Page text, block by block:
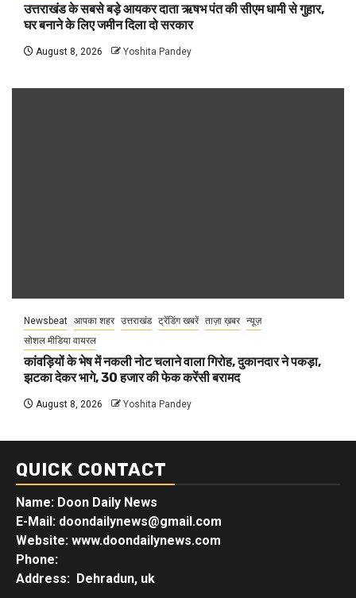
उत्तराखंड के सबसे बड़े आयकर दाता ऋषभ पंत की सीएम धामी से गुहार,
घर बनाने के लिए जमीन दिला दो सरकार
August 8, 2026 Yoshita Pandey
Newsbeat आपका शहर उत्तराखंड ट्रेंडिंग खबरें ताज़ा ख़बर न्यूज़
सोशल मीडिया वायरल
कांवड़ियों के भेष में नकली नोट चलाने वाला गिरोह, दुकानदार ने पकड़ा,
झटका देकर भागे, 30 हजार की फेक करेंसी बरामद
August 8, 2026 Yoshita Pandey
QUICK CONTACT
Name: Doon Daily News
E-Mail: doondailynews@gmail.com
Website: www.doondailynews.com
Phone:
Address: Dehradun, uk